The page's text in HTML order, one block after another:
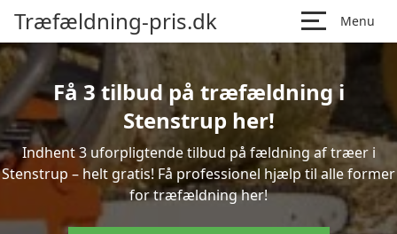
Træfældning-pris.dk Menu
Få 3 tilbud på træfældning i
Stenstrup her!
Indhent 3 uforpligtende tilbud på fældning af træer i
Stenstrup – helt gratis! Få professionel hjælp til alle former
for træfældning her!